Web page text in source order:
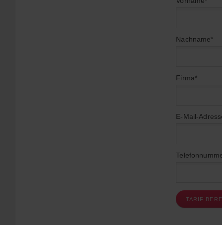
Nachname*
Firma*
E-Mail-